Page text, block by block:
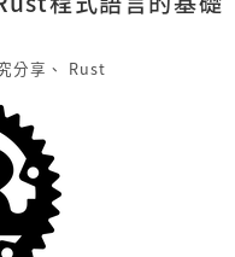
分享 、 Rust